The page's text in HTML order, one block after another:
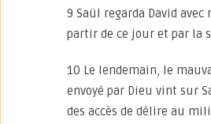
9 Saül regarda David
partir de ce jour et par la
10 Le lendemain, le
envoyé par Dieu vint sur
des accès de délire au